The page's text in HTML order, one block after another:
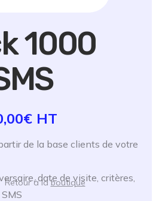
Retour à laboutique
1000
HT
de la base clients de votre
date de visite, critères,